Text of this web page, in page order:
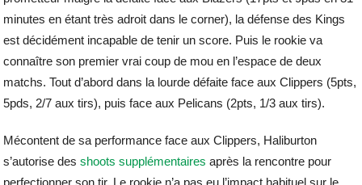
minutes en étant très adroit dans le corner), la défense des Kings
est décidément incapable de tenir un score. Puis le rookie va
connaître son premier vrai coup de mou en l’espace de deux
matchs. Tout d’abord dans la lourde défaite face aux Clippers (5pts,
5pds, 2/7 aux tirs), puis face aux Pelicans (2pts, 1/3 aux tirs).
Mécontent de sa performance face aux Clippers, Haliburton
s’autorise desshoots supplémentairesaprès la rencontre pour
perfectionner son tir. Le rookie n’a pas eu l’impact habituel sur le